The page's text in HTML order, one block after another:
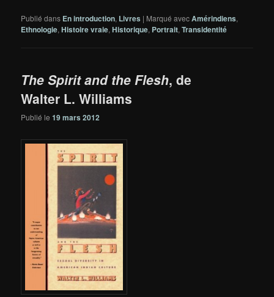
Publié dans En introduction, Livres | Marqué avecAmérindiens,
Ethnologie,Histoire vraie,Historique, Portrait,Transidentité
The Spirit and the Flesh, de
Walter L. Williams
Publié le19 mars 2012